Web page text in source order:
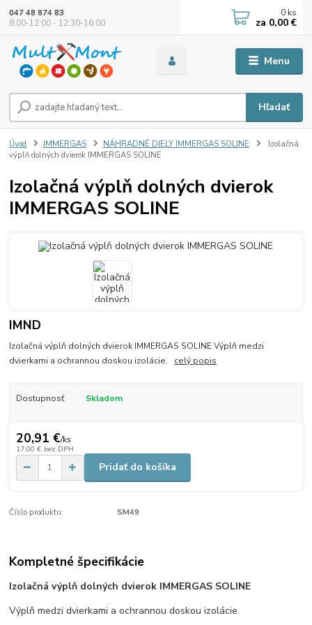
Menu
Hľadať
047 48 874 83
8:00-12:00 - 12:30-16:00
0 ks
za 0,00 €
Úvod IMMERGAS NÁHRADNÉ DIELY IMMERGAS SOLINE
Izolačná
výplň dolných dvierok IMMERGAS SOLINE
Izolačná výplň dolných dvierok
IMMERGAS SOLINE
IMND
Izolačná výplň dolných dvierok IMMERGAS SOLINE Výplň medzi
dvierkami a ochrannou doskou izolácie. celý popis
Dostupnosť Skladom
20,91 €/ks
17,00 € bez DPH
Pridať do košíka
Číslo produktu: SM49
Kompletné špecifikácie
Izolačná výplň dolných dvierok IMMERGAS SOLINE
Výplň medzi dvierkami a ochrannou doskou izolácie.